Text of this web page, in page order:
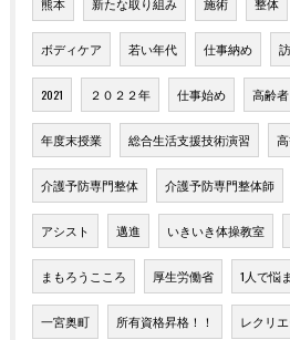
熊本 新たな取り組み 施術 整体
ボディケア 若い年代 仕事納め
2021 ２０２２年 仕事始め 高齢者
年度末授業 総合生活支援技術演習
介護予防専門整体 介護予防専門整体師
アシスト 邁進 いきいき体操教室
まもろうこころ 厚生労働省 1人で悩
一宮奥町 所有資格昇格！！ レクリ